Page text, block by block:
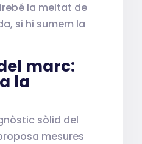
la meitat de
si hi sumem la
marc:
la
sòlid del
mesures